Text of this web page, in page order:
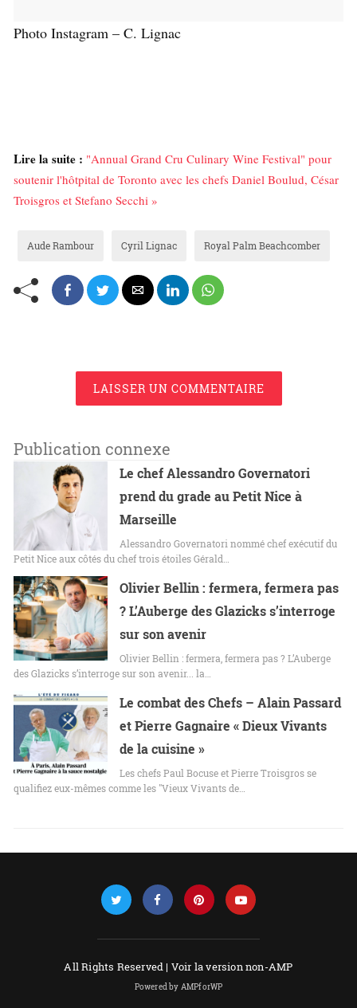
Photo Instagram – C. Lignac
Lire la suite : "Annual Grand Cru Culinary Wine Festival" pour
soutenir l'hôtpital de Toronto avec les chefs Daniel Boulud, César
Troisgros et Stefano Secchi »
Aude Rambour Cyril Lignac Royal Palm Beachcomber
LAISSER UN COMMENTAIRE
Publication connexe
Le chef Alessandro Governatori
prend du grade au Petit Nice à
Marseille
Alessandro Governatori nommé chef exécutif du
Petit Nice aux côtés du chef trois étoiles Gérald…
Olivier Bellin : fermera, fermera pas
? L’Auberge des Glazicks s’interroge
sur son avenir
Olivier Bellin : fermera, fermera pas ? L’Auberge
des Glazicks s’interroge sur son avenir... la…
Le combat des Chefs – Alain Passard
et Pierre Gagnaire « Dieux Vivants
de la cuisine »
Les chefs Paul Bocuse et Pierre Troisgros se
qualifiez eux-mêmes comme les "Vieux Vivants de…
All Rights Reserved | Voir la version non-AMP
Powered by AMPforWP